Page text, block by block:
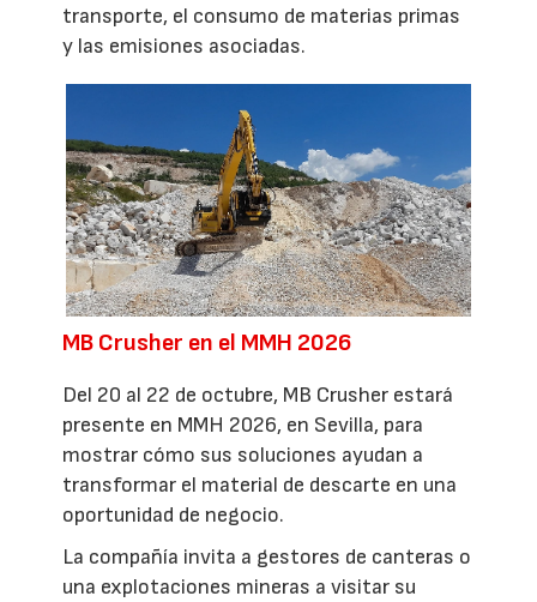
transporte, el consumo de materias primas
y las emisiones asociadas.
MB Crusher en el MMH 2026
Del 20 al 22 de octubre, MB Crusher estará
presente en MMH 2026, en Sevilla, para
mostrar cómo sus soluciones ayudan a
transformar el material de descarte en una
oportunidad de negocio.
La compañía invita a gestores de canteras o
una explotaciones mineras a visitar su